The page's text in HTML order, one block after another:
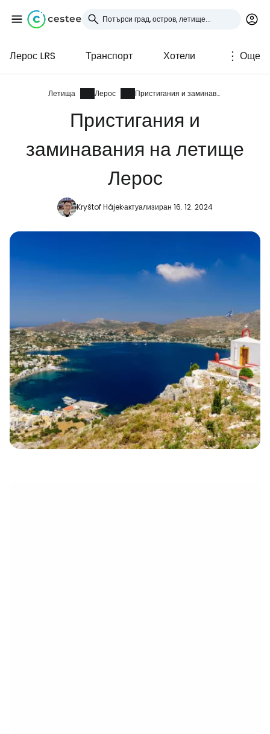
Лерос LRS Транспорт Хотели Още
Летища Лерос Пристигания и заминавания
Пристигания и
заминавания на летище
Лерос
Kryštof Hájekактуализиран 16. 12. 2024
Влезте в Cestee
... световната общност на туристите
Продължете с Facebook
Продължете с имейл